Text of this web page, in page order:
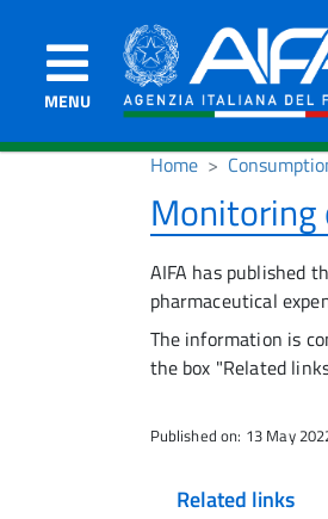
MENU
Home
Monitoring
AIFA has published
pharmaceutical
The information is
the box "Related
Published on: 13 May
Related links